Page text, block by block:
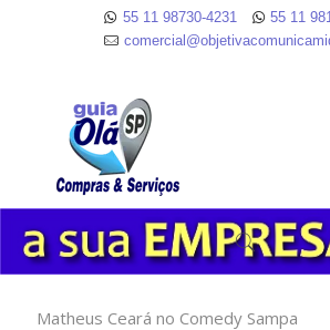
55 11 98730-4231
55 11
Matheus Ceará no Comedy Sampa